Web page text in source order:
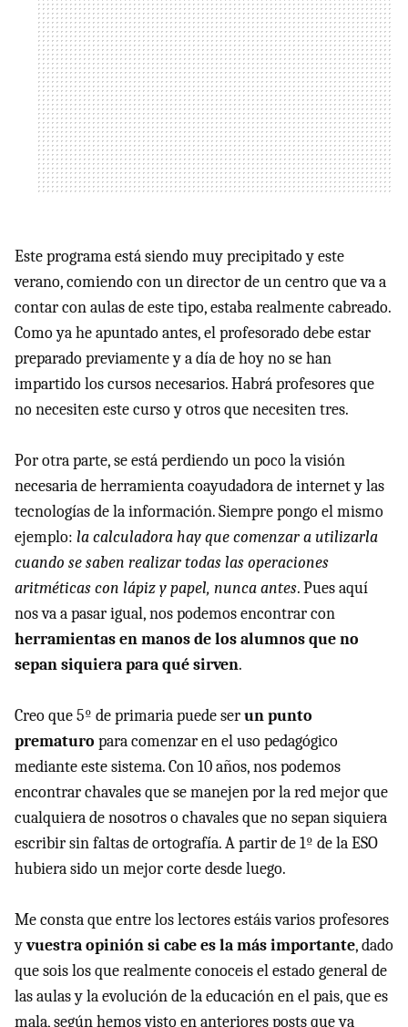
Este programa está siendo muy precipitado y este
verano, comiendo con un director de un centro que va a
contar con aulas de este tipo, estaba realmente cabreado.
Como ya he apuntado antes, el profesorado debe estar
preparado previamente y a día de hoy no se han
impartido los cursos necesarios. Habrá profesores que
no necesiten este curso y otros que necesiten tres.
Por otra parte, se está perdiendo un poco la visión
necesaria de herramienta coayudadora de internet y las
tecnologías de la información. Siempre pongo el mismo
ejemplo: la calculadora hay que comenzar a utilizarla
cuando se saben realizar todas las operaciones
aritméticas con lápiz y papel, nunca antes. Pues aquí
nos va a pasar igual, nos podemos encontrar con
herramientas en manos de los alumnos que no
sepan siquiera para qué sirven.
Creo que 5º de primaria puede serun punto
prematuro para comenzar en el uso pedagógico
mediante este sistema. Con 10 años, nos podemos
encontrar chavales que se manejen por la red mejor que
cualquiera de nosotros o chavales que no sepan siquiera
escribir sin faltas de ortografía. A partir de 1º de laESO
hubiera sido un mejor corte desde luego.
Me consta que entre los lectores estáis varios profesores
yvuestra opinión si cabe es la más importante, dado
que sois los que realmente conoceis el estado general de
las aulas y la evolución de la educación en el pais, que es
mala, según hemos visto en anteriores posts que ya